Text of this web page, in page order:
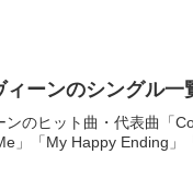
ィーンのシングル一
ンのヒット曲・代表曲「
」「My Happy Ending」